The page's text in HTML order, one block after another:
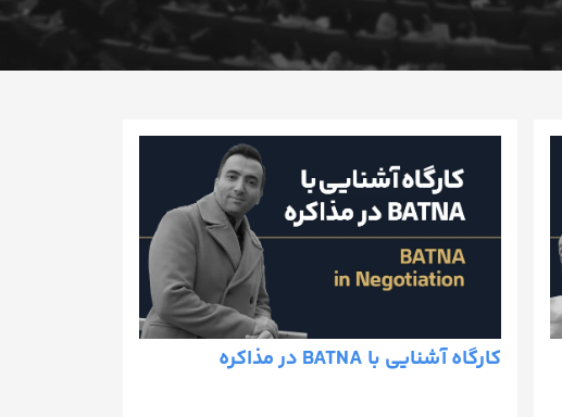
کارگاه آشنایی با BATNA در مذاکره